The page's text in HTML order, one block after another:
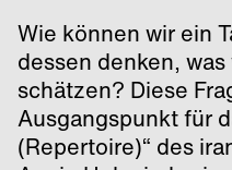
Wie können wir ein
dessen denken,
schätzen? Diese
Ausgangspunkt für
(Repertoire)“ des